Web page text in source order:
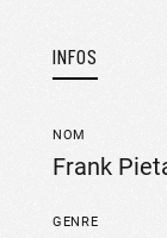
INFOS
NOM
Frank
GENRE